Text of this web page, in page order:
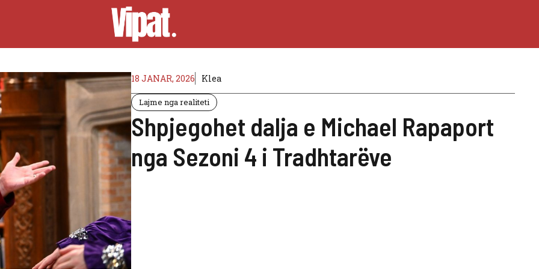
18 JANAR, 2026 Klea
Lajme nga realiteti
Shpjegohet dalja e Michael Rapaport
nga Sezoni 4 i Tradhtarëve